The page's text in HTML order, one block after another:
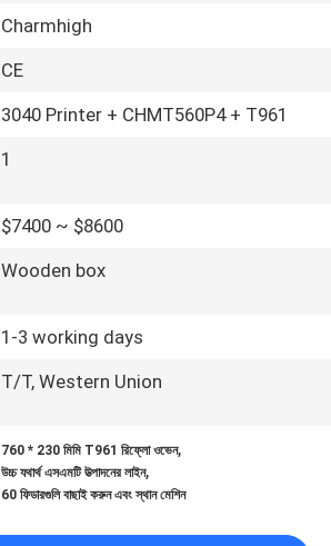
Charmhigh
CE
3040 Printer + CHMT560P4 + T961
1
$7400 ~ $8600
Wooden box
1-3 working days
T/T, Western Union
760 * 230 মিমি T961 রিফ্লো ওভেন,
উচ্চ যথার্থ এসএমটি উত্পাদনের লাইন,
60 ফিডারগুলি বাছাই করুন এবং স্থান মেশিন